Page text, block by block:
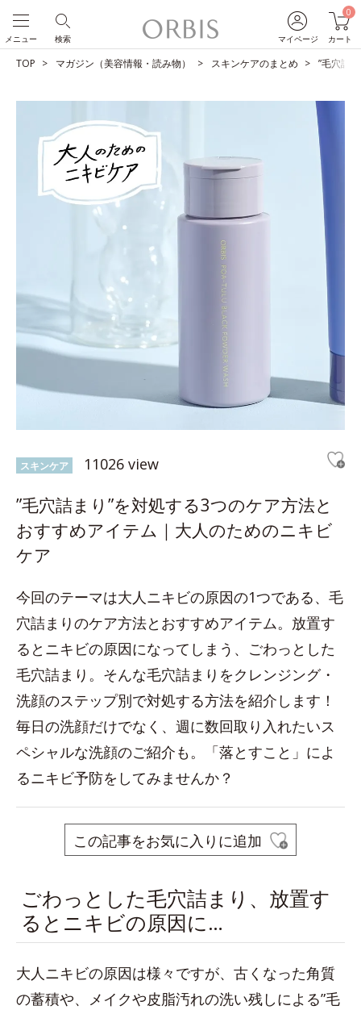
マイページ
0
カート
検索
メニュー
TOP マガジン（美容情報・読み物） スキンケアのまとめ ”毛穴詰
スキンケア 11026 view
”毛穴詰まり”を対処する3つのケア方法と
おすすめアイテム｜大人のためのニキビ
ケア
今回のテーマは大人ニキビの原因の1つである、毛
穴詰まりのケア方法とおすすめアイテム。放置す
るとニキビの原因になってしまう、ごわっとした
毛穴詰まり。そんな毛穴詰まりをクレンジング・
洗顔のステップ別で対処する方法を紹介します！
毎日の洗顔だけでなく、週に数回取り入れたいス
ペシャルな洗顔のご紹介も。「落とすこと」によ
るニキビ予防をしてみませんか？
この記事をお気に入りに追加
ごわっとした毛穴詰まり、放置す
るとニキビの原因に…
大人ニキビの原因は様々ですが、古くなった角質
の蓄積や、メイクや皮脂汚れの洗い残しによる”毛